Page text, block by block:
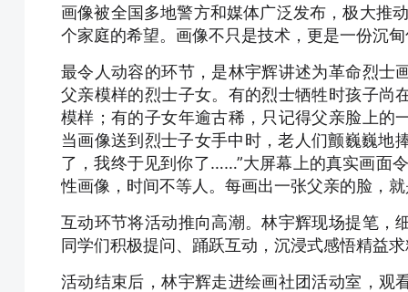
画像被全国多地警方和媒体广泛发布，极大推
个家庭的希望。画像不只是技术，更是一份沉
最令人动容的环节，是林宇辉讲述为革命烈士
父亲模样的烈士子女。有的烈士牺牲时孩子尚
模样；有的子女年逾古稀，只记得父亲脸上的
当画像送到烈士子女手中时，老人们颤巍巍
了，我终于见到你了……”大屏幕上的真实画面
性画像，时间不等人。每画出一张父亲的脸，
互动环节将活动推向高潮。林宇辉现场提笔，
同学们积极提问、踊跃互动，沉浸式感悟精益
活动结束后，林宇辉走进绘画社团活动室，观